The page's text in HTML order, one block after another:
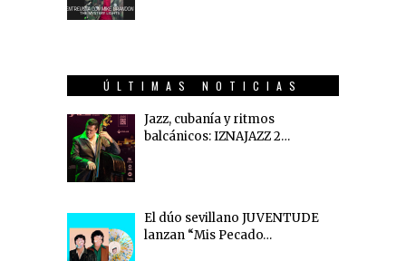
ÚLTIMAS NOTICIAS
Jazz, cubanía y ritmos
balcánicos: IZNAJAZZ 2…
El dúo sevillano JUVENTUDE
lanzan “Mis Pecado…